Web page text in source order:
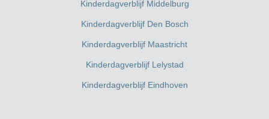
Kinderdagverblijf Middelburg
Kinderdagverblijf Den Bosch
Kinderdagverblijf Maastricht
Kinderdagverblijf Lelystad
Kinderdagverblijf Eindhoven